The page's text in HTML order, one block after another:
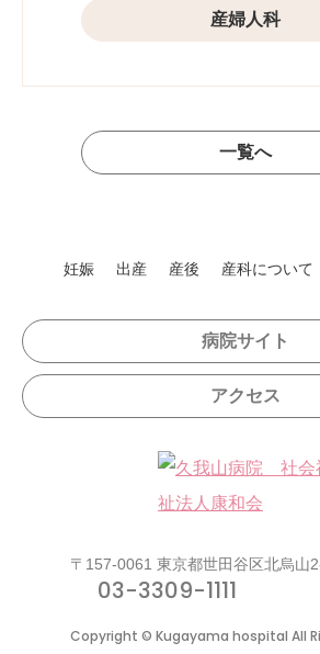
産婦人科
一覧へ
〒157-0061 東京都世田谷区北烏山
03-3309-1111
Copyright © Kugayama hospital All
妊娠 出産 産後 産科について
病院サイト
アクセス